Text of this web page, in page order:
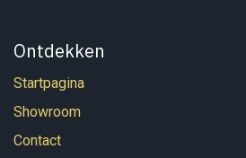
Ontdekken
Startpagina
Showroom
Contact